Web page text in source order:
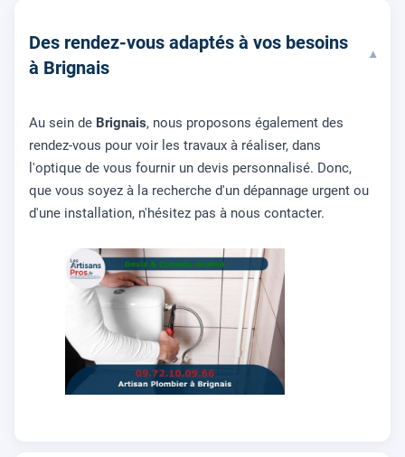
Des rendez-vous adaptés à vos besoins
à Brignais
▾
Au sein de Brignais, nous proposons également des
rendez-vous pour voir les travaux à réaliser, dans
l'optique de vous fournir un devis personnalisé. Donc,
que vous soyez à la recherche d'un dépannage urgent ou
d'une installation, n'hésitez pas à nous contacter.